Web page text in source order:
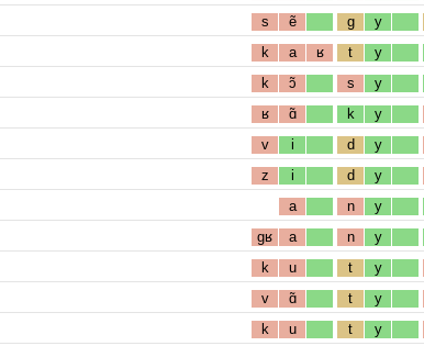
s ẽ g y
k a ʁ t y
k ɔ̃ s y
ʁ ɑ̃ k y
v i d y
z i d y
a n y
gʁ a n y
k u t y
v ɑ̃ t y
k u t y